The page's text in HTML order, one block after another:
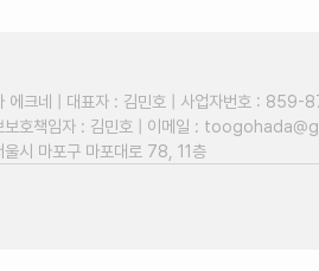
에크네 | 대표자 : 김민호 | 사업자번호 :
보호책임자 : 김민호 | 이메일 :
울시 마포구 마포대로 78, 11층